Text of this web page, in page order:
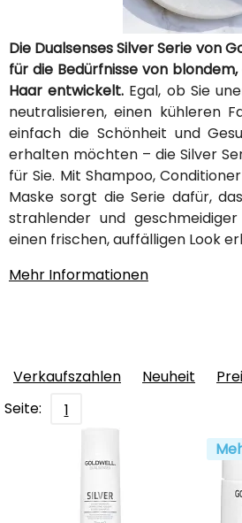
Die Dualsenses Silver Serie von
für die Bedürfnisse von
Haar entwickelt. Egal, ob Sie
neutralisieren, einen kühleren
einfach die Schönheit und
erhalten möchten – die Silver
für Sie. Mit Shampoo,
Maske sorgt die Serie dafür,
strahlender und
einen frischen, auffälligen Look
Mehr Informationen
Verkaufszahlen Neuheit
Seite:
1